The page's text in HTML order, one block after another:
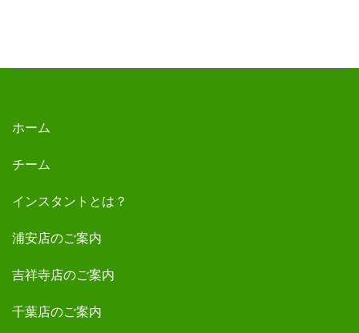
ホーム
チーム
インスタントとは？
浦安店のご案内
吉祥寺店のご案内
千葉店のご案内